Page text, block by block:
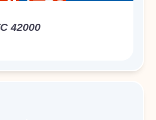
42000